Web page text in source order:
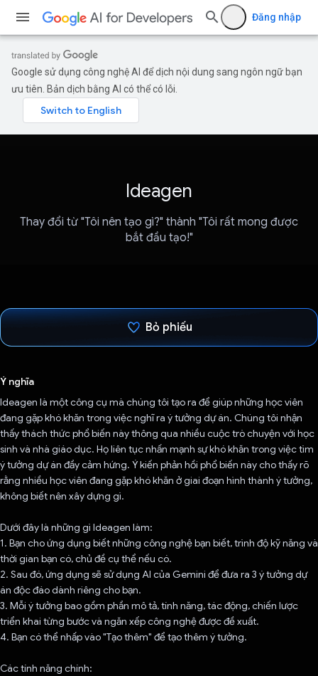
Đăng nhập
Google sử dụng công nghệ AI để dịch nội dung sang ngôn ngữ bạn
ưu tiên. Bản dịch bằng AI có thể có lỗi.
Ideagen
Thay đổi từ "Tôi nên tạo gì?" thành "Tôi rất mong được
bắt đầu tạo!"
Bỏ phiếu
Ý nghĩa
Ideagen là một công cụ mà chúng tôi tạo ra để giúp những học viên
đang gặp khó khăn trong việc nghĩ ra ý tưởng dự án. Chúng tôi nhận
thấy thách thức phổ biến này thông qua nhiều cuộc trò chuyện với học
sinh và nhà giáo dục. Họ liên tục nhấn mạnh sự khó khăn trong việc tìm
ý tưởng dự án đầy cảm hứng. Ý kiến phản hồi phổ biến này cho thấy rõ
rằng nhiều học viên đang gặp khó khăn ở giai đoạn hình thành ý tưởng,
không biết nên xây dựng gì.
Dưới đây là những gì Ideagen làm:
1. Bạn cho ứng dụng biết những công nghệ bạn biết, trình độ kỹ năng và
thời gian bạn có, chủ đề cụ thể nếu có.
2. Sau đó, ứng dụng sẽ sử dụng AI của Gemini để đưa ra 3 ý tưởng dự
án độc đáo dành riêng cho bạn.
3. Mỗi ý tưởng bao gồm phần mô tả, tính năng, tác động, chiến lược
triển khai từng bước và ngăn xếp công nghệ được đề xuất.
4. Bạn có thể nhấp vào "Tạo thêm" để tạo thêm ý tưởng.
Các tính năng chính: